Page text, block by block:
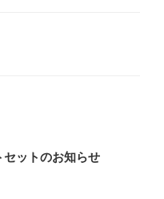
ットのお知らせ